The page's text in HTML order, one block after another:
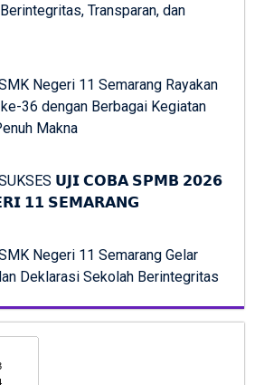
Transparan, dan
Negeri 11 Semarang Rayakan
36 dengan Berbagai Kegiatan
Makna
𝗨𝗝𝗜 𝗖𝗢𝗕𝗔 𝗦𝗣𝗠𝗕 𝟮𝟬𝟮𝟲
𝟭𝟭 𝗦𝗘𝗠𝗔𝗥𝗔𝗡𝗚
Negeri 11 Semarang Gelar
Deklarasi Sekolah Berintegritas